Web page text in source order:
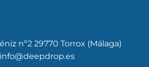
nº2 29770 Torrox (Málaga)
info@deepdrop.es